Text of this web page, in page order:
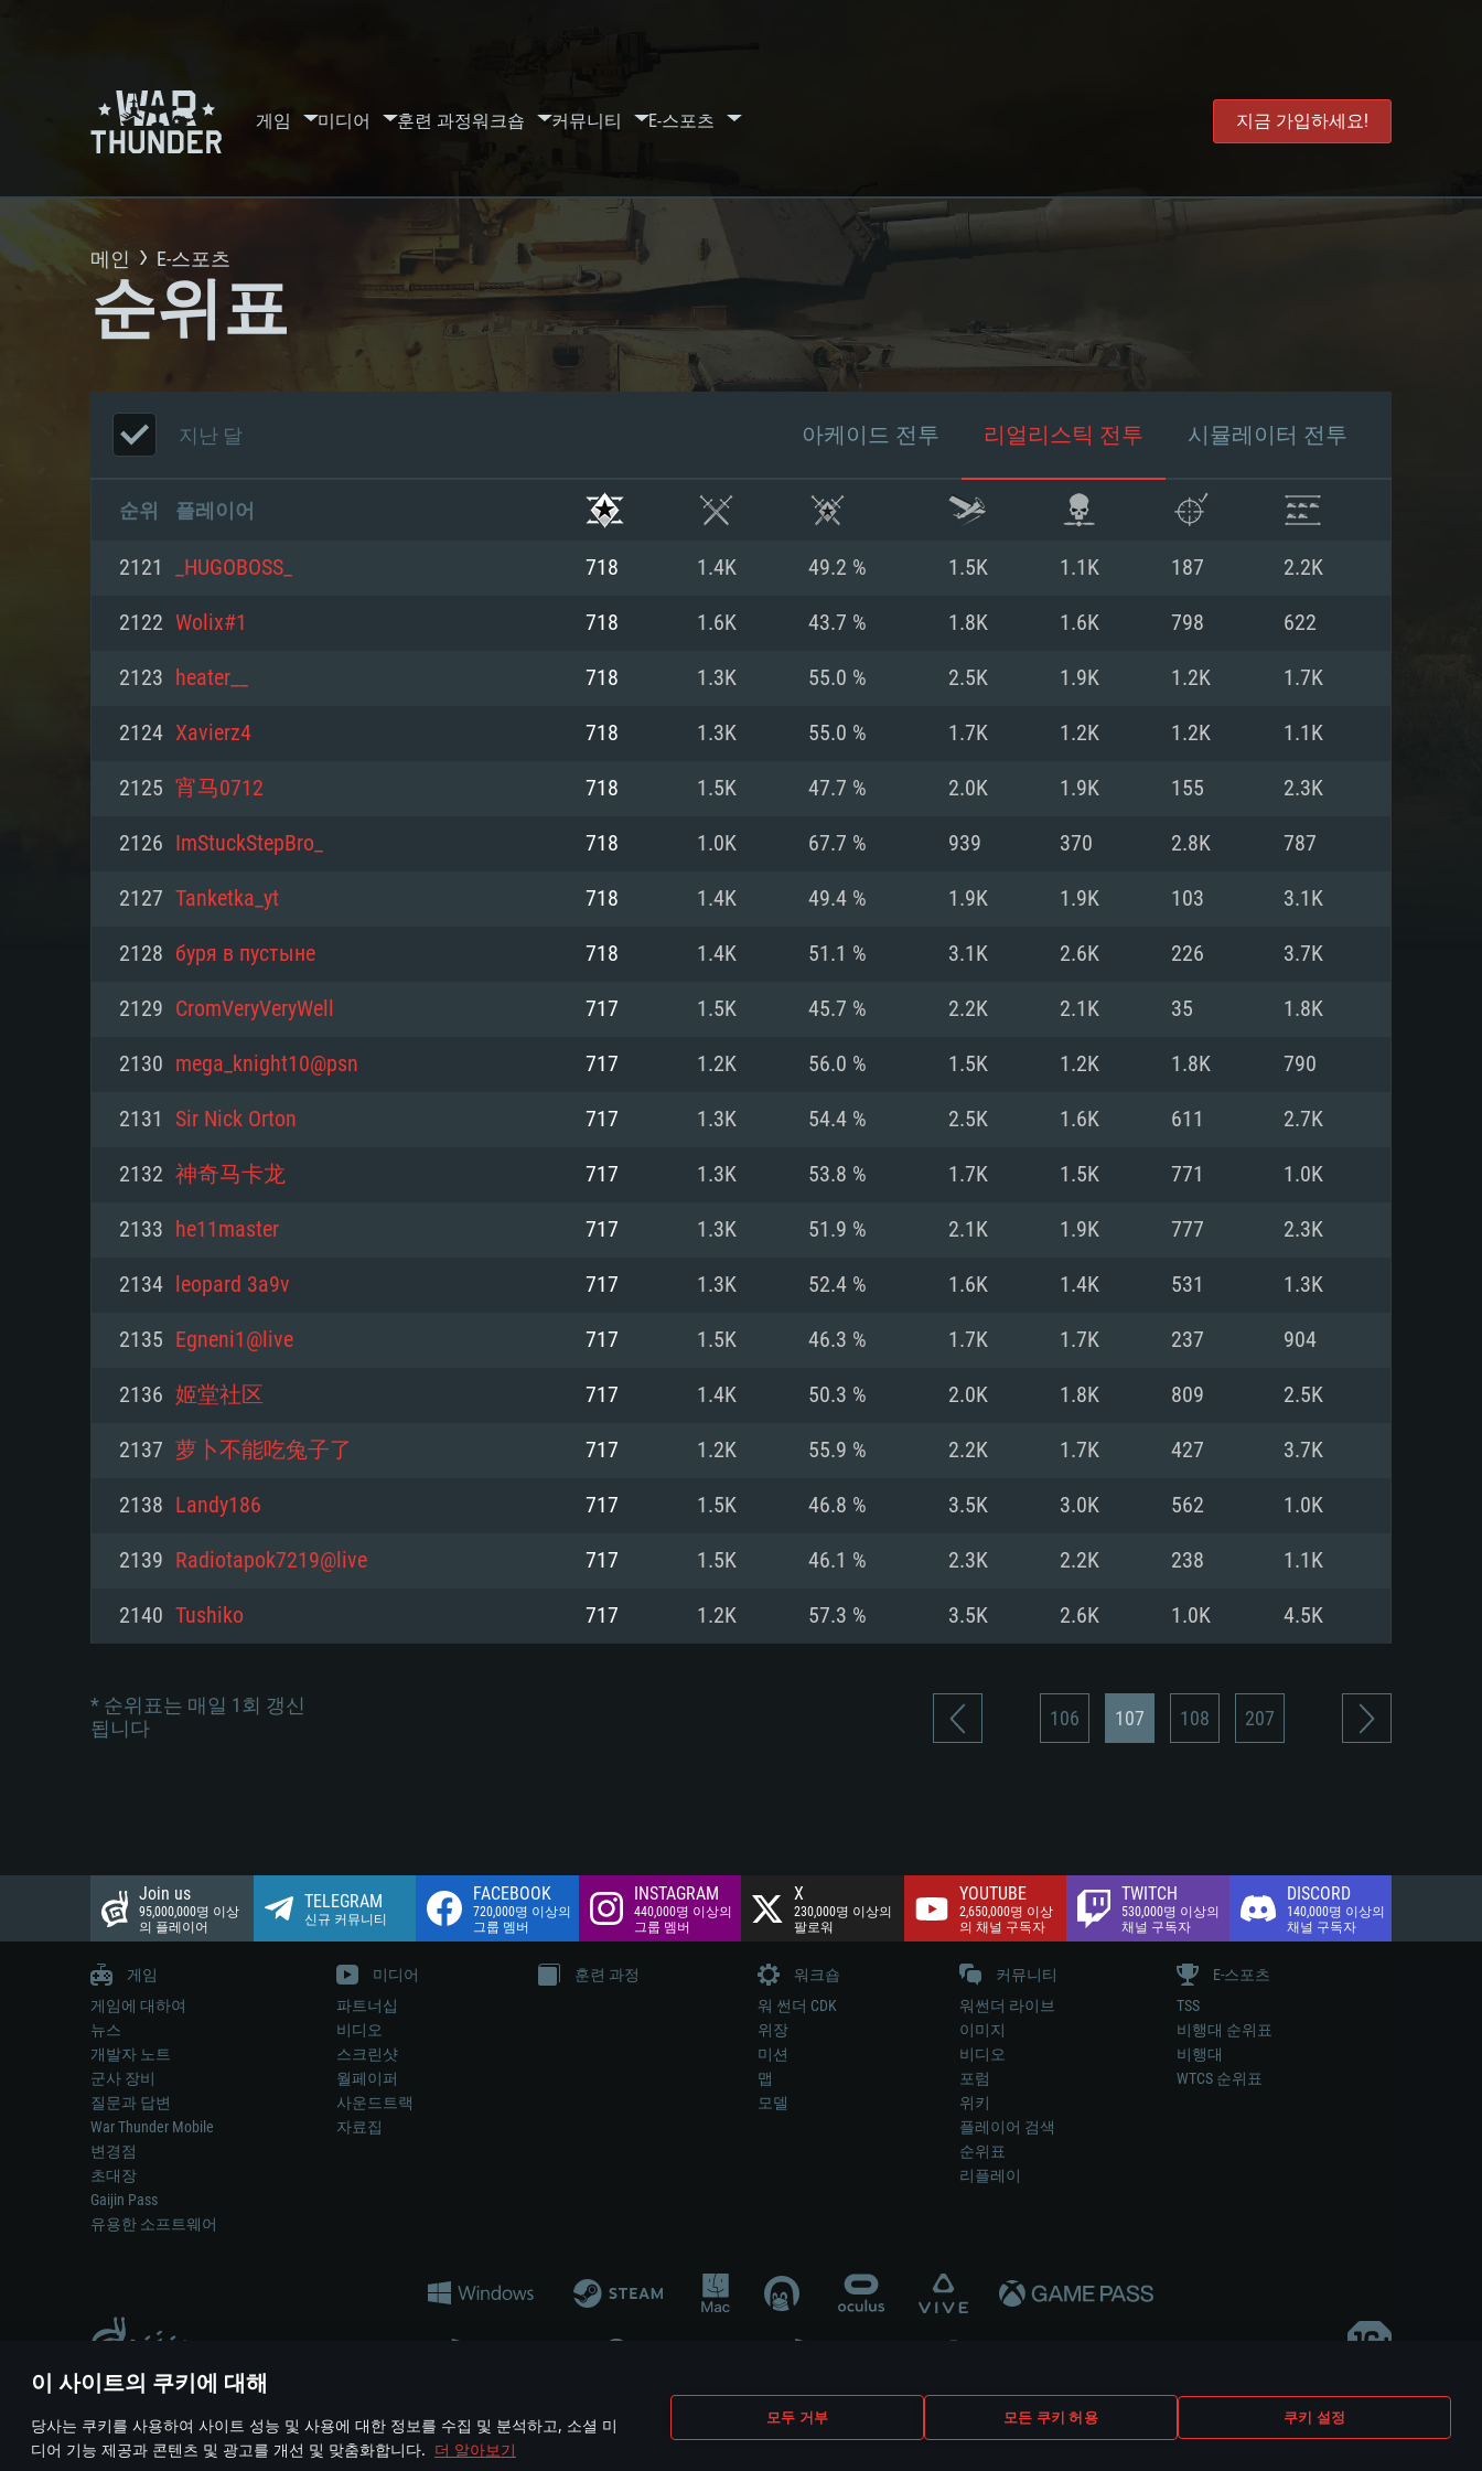
이 사이트의 쿠키에 대해
당사는 쿠키를 사용하여 사이트 성능 및 사용에 대한 정보를 수집 및 분석하고, 소셜 미
디어 기능 제공과 콘텐츠 및 광고를 개선 및 맞춤화합니다. 더 알아보기
모두 거부 모든 쿠키 허용 쿠키 설정
게임 미디어 훈련 과정워크숍 커뮤니티 E-스포츠 지금 가입하세요!
시스템 요구사항
PC MAC Linux
최소사양
운영체제: Windows 10 (64 bit)
프로세서: 2.2 GHz 듀얼코어 이상
메모리: 4GB
그래픽 카드: DirectX 11 이상을 지원하는 AMD
해상도: 720p
네트워크: 브로드밴드 인터넷
여유 저장 공간: 22.1 GB (최소 클라이언트)
권장 사양
운영체제: Windows 10/11 (64 bit)
프로세서: Intel Core i5 또는 Ryzen 5 3600 이상
메모리: 16 GB 이상
그래픽 카드: DirectX 11 이상을 지원하는 Nvidia
최소사양
운영체제: Mac OS Big Sur 11.0
프로세서: 최소 2.2 GHz의 Core i5 (Intel Xeon 은 지
(Mac), 혹은 이와 비슷한 성능을 가지는 Mac 버전
의 AMD/Nvidia. 최소 해상도: 720p
네트워크: 브로드밴드 인터넷
여유 저장 공간: 22.1 GB (최소 클라이언트)
권장 사양
운영체제: Mac OS Big Sur 11.0
프로세서: Core i7 (Intel Xeon 은 지원하지 않습니
네트워크: 브로드밴드 인터넷
여유 저장 공간: 62.2 GB (전체 클라이언트)
최소사양
운영체제: 64bit Linux 중 최신 버전
프로세서: 2.4 GHz 듀얼코어
메모리: 4 GB
그래픽 카드: Vulkan 을 지원하고, 최신 그래픽 드라
와 동급의 성능을 가지며 최신 그래픽 드라이버를
지원하는 AMD (6개월 미만; 최소사양 지원 해상도
권장 사양
운영체제: Ubuntu 20.04 64bit
프로세서: Intel Core i7
메모리: 16 GB
그래픽 카드: Vulkan 을 지원하고, 최신 그래픽 드라
와 동급의 성능을 가지며 최신 그래픽 드라이버를
지원하는 AMD RX 570 (6개월 미만; 최소사양 지원
메인 E-스포츠
순위표
지난 달 아케이드 전투 리얼리스틱 전투 시뮬레이터 전투
순위 플레이어
2121 _HUGOBOSS_ 718 1.4K 49.2 % 1.5K 1.1K 187 2.2K
2122 Wolix#1 718 1.6K 43.7 % 1.8K 1.6K 798 622
2123 heater__ 718 1.3K 55.0 % 2.5K 1.9K 1.2K 1.7K
2124 Xavierz4 718 1.3K 55.0 % 1.7K 1.2K 1.2K 1.1K
2125 宵马0712 718 1.5K 47.7 % 2.0K 1.9K 155 2.3K
2126 ImStuckStepBro_ 718 1.0K 67.7 % 939 370 2.8K 787
2127 Tanketka_yt 718 1.4K 49.4 % 1.9K 1.9K 103 3.1K
2128 буря в пустыне 718 1.4K 51.1 % 3.1K 2.6K 226 3.7K
2129 CromVeryVeryWell 717 1.5K 45.7 % 2.2K 2.1K 35 1.8K
2130 mega_knight10@psn 717 1.2K 56.0 % 1.5K 1.2K 1.8K 790
2131 Sir Nick Orton 717 1.3K 54.4 % 2.5K 1.6K 611 2.7K
2132 神奇马卡龙 717 1.3K 53.8 % 1.7K 1.5K 771 1.0K
2133 he11master 717 1.3K 51.9 % 2.1K 1.9K 777 2.3K
2134 leopard 3a9v 717 1.3K 52.4 % 1.6K 1.4K 531 1.3K
2135 Egneni1@live 717 1.5K 46.3 % 1.7K 1.7K 237 904
2136 姬堂社区 717 1.4K 50.3 % 2.0K 1.8K 809 2.5K
2137 萝卜不能吃兔子了 717 1.2K 55.9 % 2.2K 1.7K 427 3.7K
2138 Landy186 717 1.5K 46.8 % 3.5K 3.0K 562 1.0K
2139 Radiotapok7219@live 717 1.5K 46.1 % 2.3K 2.2K 238 1.1K
2140 Tushiko 717 1.2K 57.3 % 3.5K 2.6K 1.0K 4.5K
* 순위표는 매일 1회 갱신
됩니다
106 107 108 207
Join us
95,000,000명 이상
의 플레이어
TELEGRAM
신규 커뮤니티
FACEBOOK
720,000명 이상의
그룹 멤버
INSTAGRAM
440,000명 이상의
그룹 멤버
X
230,000명 이상의
팔로워
YOUTUBE
2,650,000명 이상
의 채널 구독자
TWITCH
530,000명 이상의
채널 구독자
DISCORD
140,000명 이상의
채널 구독자
게임
게임에 대하여
뉴스
개발자 노트
군사 장비
질문과 답변
War Thunder Mobile
변경점
초대장
Gaijin Pass
유용한 소프트웨어
미디어
파트너십
비디오
스크린샷
월페이퍼
사운드트랙
자료집
훈련 과정
워크숍
워 썬더 CDK
위장
미션
맵
모델
커뮤니티
워썬더 라이브
이미지
비디오
포럼
위키
플레이어 검색
순위표
리플레이
E-스포츠
TSS
비행대 순위표
비행대
WTCS 순위표
게임 에서 어떠한 현실의 무기나 차량을 묘사하는 것은 무기 개발 업체나 장비 제조 업체가 게임 개발 후원 또는 홍보에 참여하지 않습니다..
© 2011—2026 Gaijin Games Kft. All trademarks, logos and brand names are the property of their respective owners.
이용 약관 이용 약관